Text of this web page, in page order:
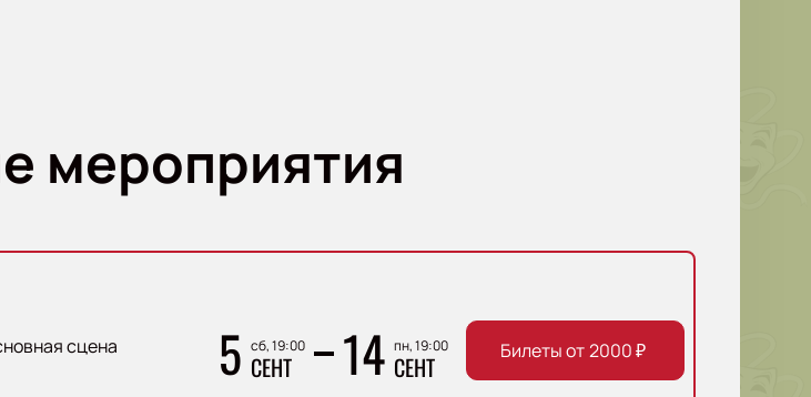
мероприятия
сцена 5 сб, 19:00
СЕНТ 14 пн, 19:00
СЕНТ Билеты от 2000₽